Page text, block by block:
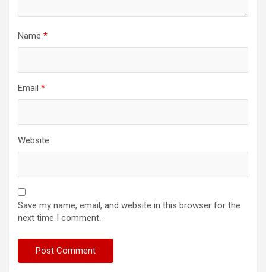
Name *
Email *
Website
Save my name, email, and website in this browser for the
next time I comment.